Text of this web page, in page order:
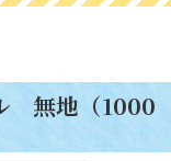
無地（1000